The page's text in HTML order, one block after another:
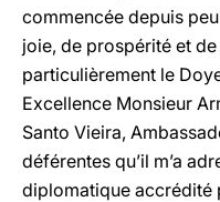
commencée depuis
joie, de prospérité et
particulièrement le
Excellence Monsieur
Santo Vieira,
déférentes qu’il m’a
diplomatique accrédité